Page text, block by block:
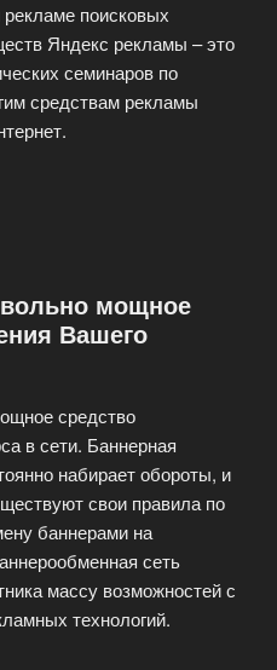
поисковых
Яндекс рекламы – это
семинаров по
средствам рекламы
мощное
Вашего
средство
в сети. Баннерная
набирает обороты, и
свои правила по
баннерами на
сеть
массу возможностей с
технологий.